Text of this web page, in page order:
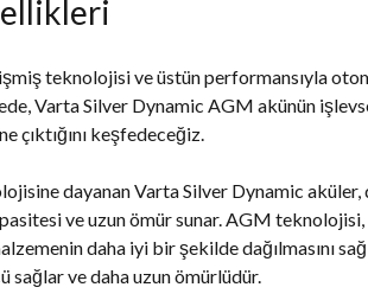
teknolojisi ve üstün performansıyla
Varta Silver Dynamic AGM akünün
çıktığını keşfedeceğiz.
dayanan Varta Silver Dynamic aküler,
ve uzun ömür sunar. AGM
daha iyi bir şekilde dağılmasını
sağlar ve daha uzun ömürlüdür.